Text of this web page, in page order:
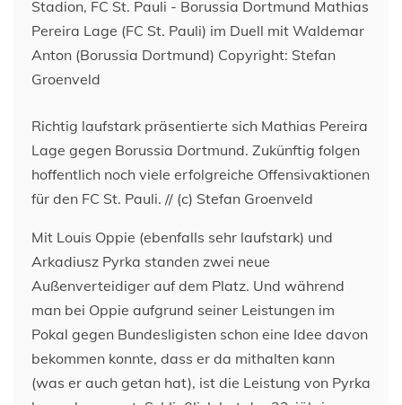
Richtig laufstark präsentierte sich Mathias Pereira
Lage gegen Borussia Dortmund. Zukünftig folgen
hoffentlich noch viele erfolgreiche Offensivaktionen
für den FC St. Pauli. // (c) Stefan Groenveld
Mit Louis Oppie (ebenfalls sehr laufstark) und
Arkadiusz Pyrka standen zwei neue
Außenverteidiger auf dem Platz. Und während
man bei Oppie aufgrund seiner Leistungen im
Pokal gegen Bundesligisten schon eine Idee davon
bekommen konnte, dass er da mithalten kann
(was er auch getan hat), ist die Leistung von Pyrka